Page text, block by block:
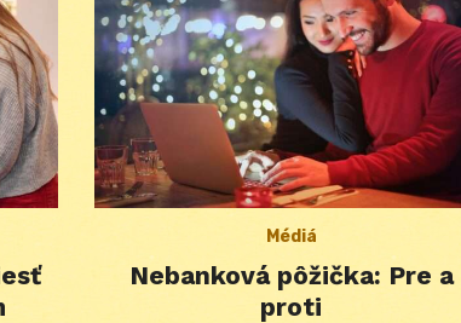
Médiá
Nebanková pôžička: Pre a
proti